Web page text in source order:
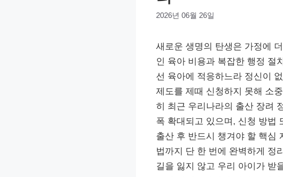
2026년 06월 26일
새로운 생명의 탄생은 가정에
인 육아 비용과 복잡한 행정 절
선 육아에 적응하느라 정신이
제도를 제때 신청하지 못해 소
히 최근 우리나라의 출산 장려
폭 확대되고 있으며, 신청 방법
출산 후 반드시 챙겨야 할 핵심
법까지 단 한 번에 완벽하게 정
길을 잃지 않고 우리 아이가 받